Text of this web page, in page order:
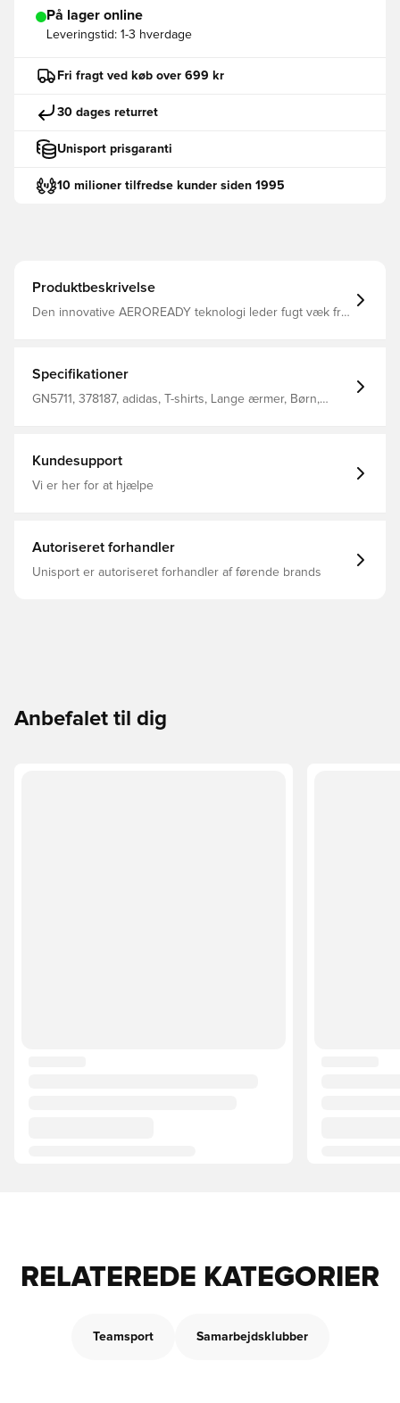
På lager online
Leveringstid: 1-3 hverdage
Fri fragt ved køb over 699 kr
30 dages returret
Unisport prisgaranti
10 milioner tilfredse kunder siden 1995
Produktbeskrivelse
Den innovative AEROREADY teknologi leder fugt væk fra
minimum 40% genanvendt indhold Compression fit
Fremstillet i 83% genanvendt polyester og 17% elastan.
Specifikationer
GN5711, 378187, adidas, T-shirts, Lange ærmer, Børn,
Kundesupport
Vi er her for at hjælpe
Autoriseret forhandler
Unisport er autoriseret forhandler af førende brands
Anbefalet til dig
RELATEREDE KATEGORIER
Teamsport Samarbejdsklubber